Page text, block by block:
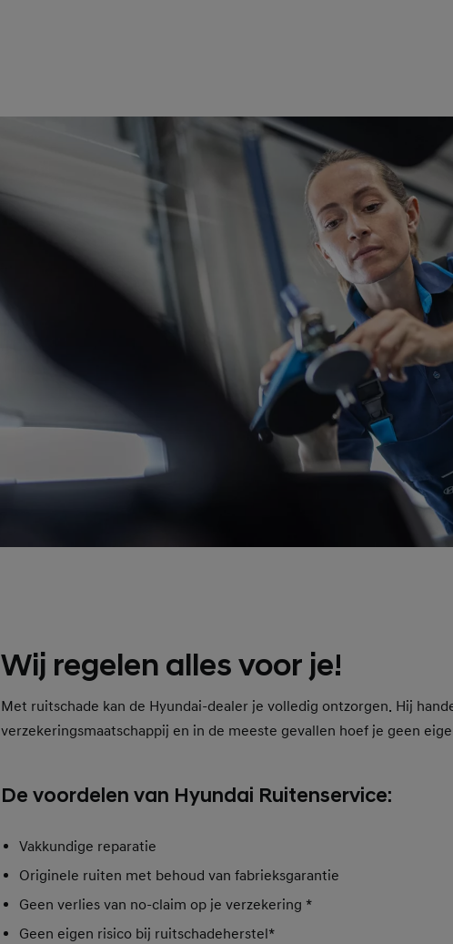
Wij regelen alles voor je!
Met ruitschade kan de Hyundai-dealer je volledig ontzorgen. Hij
verzekeringsmaatschappij en in de meeste gevallen hoef je geen
De voordelen van Hyundai Ruitenservice:
Vakkundige reparatie
Originele ruiten met behoud van fabrieksgarantie
Geen verlies van no-claim op je verzekering *
Geen eigen risico bij ruitschadeherstel*